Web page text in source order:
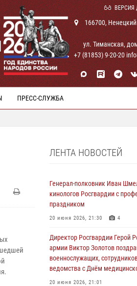
166700,
ул. Тиманская,
+7 (81853) 9-20-20
ПРЕСС-СЛУЖБА
ЛЕНТА НОВОСТЕЙ
Генерал-полковник Иван
кинологов Росгвардии с
праздником
20 июня 2026, 21:30 4
Директор Росгвардии Герой
армии Виктор Золотов
военнослужащих,
ведомства с Днём
20 июня 2026, 21:01